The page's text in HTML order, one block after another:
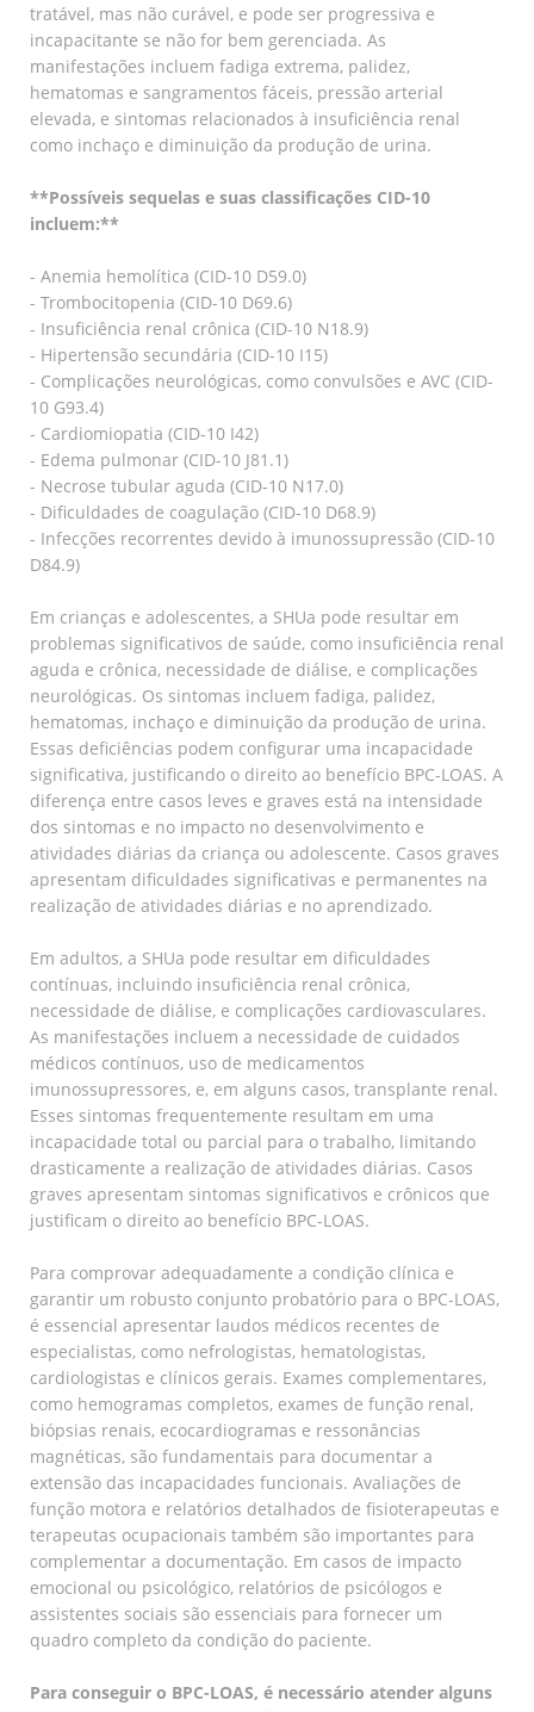
tratável, mas não curável, e pode ser progressiva e
incapacitante se não for bem gerenciada. As
manifestações incluem fadiga extrema, palidez,
hematomas e sangramentos fáceis, pressão arterial
elevada, e sintomas relacionados à insuficiência renal
como inchaço e diminuição da produção de urina.
**Possíveis sequelas e suas classificações CID-10
incluem:**
- Anemia hemolítica (CID-10 D59.0)
- Trombocitopenia (CID-10 D69.6)
- Insuficiência renal crônica (CID-10 N18.9)
- Hipertensão secundária (CID-10 I15)
- Complicações neurológicas, como convulsões e AVC (CID-
10 G93.4)
- Cardiomiopatia (CID-10 I42)
- Edema pulmonar (CID-10 J81.1)
- Necrose tubular aguda (CID-10 N17.0)
- Dificuldades de coagulação (CID-10 D68.9)
- Infecções recorrentes devido à imunossupressão (CID-10
D84.9)
Em crianças e adolescentes, a SHUa pode resultar em
problemas significativos de saúde, como insuficiência renal
aguda e crônica, necessidade de diálise, e complicações
neurológicas. Os sintomas incluem fadiga, palidez,
hematomas, inchaço e diminuição da produção de urina.
Essas deficiências podem configurar uma incapacidade
significativa, justificando o direito ao benefício BPC-LOAS. A
diferença entre casos leves e graves está na intensidade
dos sintomas e no impacto no desenvolvimento e
atividades diárias da criança ou adolescente. Casos graves
apresentam dificuldades significativas e permanentes na
realização de atividades diárias e no aprendizado.
Em adultos, a SHUa pode resultar em dificuldades
contínuas, incluindo insuficiência renal crônica,
necessidade de diálise, e complicações cardiovasculares.
As manifestações incluem a necessidade de cuidados
médicos contínuos, uso de medicamentos
imunossupressores, e, em alguns casos, transplante renal.
Esses sintomas frequentemente resultam em uma
incapacidade total ou parcial para o trabalho, limitando
drasticamente a realização de atividades diárias. Casos
graves apresentam sintomas significativos e crônicos que
justificam o direito ao benefício BPC-LOAS.
Para comprovar adequadamente a condição clínica e
garantir um robusto conjunto probatório para o BPC-LOAS,
é essencial apresentar laudos médicos recentes de
especialistas, como nefrologistas, hematologistas,
cardiologistas e clínicos gerais. Exames complementares,
como hemogramas completos, exames de função renal,
biópsias renais, ecocardiogramas e ressonâncias
magnéticas, são fundamentais para documentar a
extensão das incapacidades funcionais. Avaliações de
função motora e relatórios detalhados de fisioterapeutas e
terapeutas ocupacionais também são importantes para
complementar a documentação. Em casos de impacto
emocional ou psicológico, relatórios de psicólogos e
assistentes sociais são essenciais para fornecer um
quadro completo da condição do paciente.
Para conseguir o BPC-LOAS, é necessário atender alguns